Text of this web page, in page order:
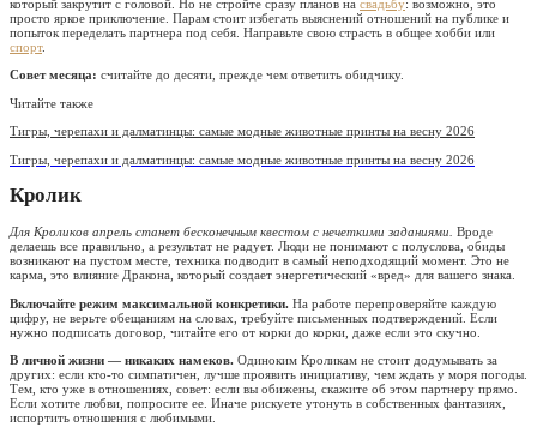
который закрутит с головой. Но не стройте сразу планов на свадьбу: возможно, это
просто яркое приключение. Парам стоит избегать выяснений отношений на публике и
попыток переделать партнера под себя. Направьте свою страсть в общее хобби или
спорт.
Совет месяца: считайте до десяти, прежде чем ответить обидчику.
Читайте также
Тигры, черепахи и далматинцы: самые модные животные принты на весну 2026
Тигры, черепахи и далматинцы: самые модные животные принты на весну 2026
Кролик
Для Кроликов апрель станет бесконечным квестом с нечеткими заданиями. Вроде
делаешь все правильно, а результат не радует. Люди не понимают с полуслова, обиды
возникают на пустом месте, техника подводит в самый неподходящий момент. Это не
карма, это влияние Дракона, который создает энергетический «вред» для вашего знака.
Включайте режим максимальной конкретики. На работе перепроверяйте каждую
цифру, не верьте обещаниям на словах, требуйте письменных подтверждений. Если
нужно подписать договор, читайте его от корки до корки, даже если это скучно.
В личной жизни — никаких намеков. Одиноким Кроликам не стоит додумывать за
других: если кто-то симпатичен, лучше проявить инициативу, чем ждать у моря погоды.
Тем, кто уже в отношениях, совет: если вы обижены, скажите об этом партнеру прямо.
Если хотите любви, попросите ее. Иначе рискуете утонуть в собственных фантазиях,
испортить отношения с любимыми.